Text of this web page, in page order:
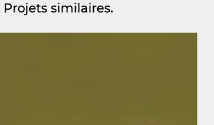
Projets similaires.